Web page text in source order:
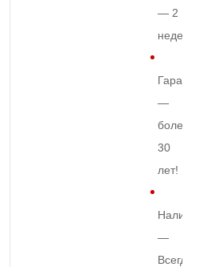
— 2
недели
—
более
30
лет!
—
Всегда